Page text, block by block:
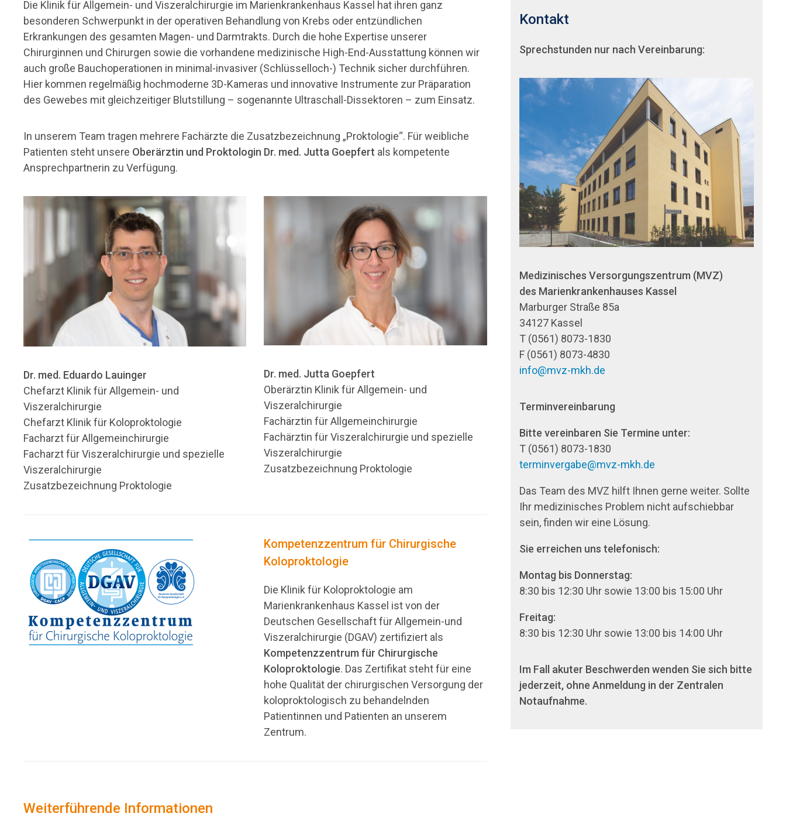
Die Klinik für Allgemein- und Viszeralchirurgie im Marienkrankenhaus Kassel hat ihren ganz
besonderen Schwerpunkt in der operativen Behandlung von Krebs oder entzündlichen
Erkrankungen des gesamten Magen- und Darmtrakts. Durch die hohe Expertise unserer
Chirurginnen und Chirurgen sowie die vorhandene medizinische High-End-Ausstattung können wir
auch große Bauchoperationen in minimal-invasiver (Schlüsselloch-) Technik sicher durchführen.
Hier kommen regelmäßig hochmoderne 3D-Kameras und innovative Instrumente zur Präparation
des Gewebes mit gleichzeitiger Blutstillung – sogenannte Ultraschall-Dissektoren – zum Einsatz.
In unserem Team tragen mehrere Fachärzte die Zusatzbezeichnung „Proktologie“. Für weibliche
Patienten steht unsere Oberärztin und Proktologin Dr. med. Jutta Goepfert als kompetente
Ansprechpartnerin zu Verfügung.
Dr. med. Eduardo Lauinger
Chefarzt Klinik für Allgemein- und
Viszeralchirurgie
Chefarzt Klinik für Koloproktologie
Facharzt für Allgemeinchirurgie
Facharzt für Viszeralchirurgie und spezielle
Viszeralchirurgie
Zusatzbezeichnung Proktologie
Dr. med. Jutta Goepfert
Oberärztin Klinik für Allgemein- und
Viszeralchirurgie
Fachärztin für Allgemeinchirurgie
Fachärztin für Viszeralchirurgie und spezielle
Viszeralchirurgie
Zusatzbezeichnung Proktologie
Kompetenzzentrum für Chirurgische
Koloproktologie
Die Klinik für Koloproktologie am
Marienkrankenhaus Kassel ist von der
Deutschen Gesellschaft für Allgemein-und
Viszeralchirurgie (DGAV) zertifiziert als
Kompetenzzentrum für Chirurgische
Koloproktologie. Das Zertifikat steht für eine
hohe Qualität der chirurgischen Versorgung der
koloproktologisch zu behandelnden
Patientinnen und Patienten an unserem
Zentrum.
Weiterführende Informationen
Kontakt
Sprechstunden nur nach Vereinbarung:
Medizinisches Versorgungszentrum (MVZ)
des Marienkrankenhauses Kassel
Marburger Straße 85a
34127 Kassel
T (0561) 8073-1830
F (0561) 8073-4830
info@mvz-mkh.de
Terminvereinbarung
Bitte vereinbaren Sie Termine unter:
T (0561) 8073-1830
terminvergabe@mvz-mkh.de
Das Team des MVZ hilft Ihnen gerne weiter. Sollte
Ihr medizinisches Problem nicht aufschiebbar
sein, finden wir eine Lösung.
Sie erreichen uns telefonisch:
Montag bis Donnerstag:
8:30 bis 12:30 Uhr sowie 13:00 bis 15:00 Uhr
Freitag:
8:30 bis 12:30 Uhr sowie 13:00 bis 14:00 Uhr
Im Fall akuter Beschwerden wenden Sie sich bitte
jederzeit, ohne Anmeldung in der Zentralen
Notaufnahme.